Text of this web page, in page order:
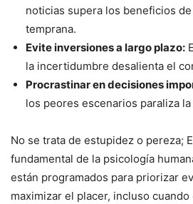
noticias supera los beneficios
temprana.
Evite inversiones a largo plazo:
la incertidumbre desalienta el
Procrastinar en decisiones
los peores escenarios paraliza la
No se trata de estupidez o pereza;
fundamental de la psicología
están programados para priorizar
maximizar el placer, incluso